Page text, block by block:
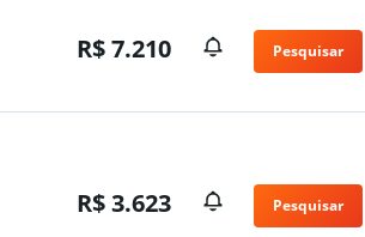
R$ 7.210 Pesquisar
R$ 3.623 Pesquisar